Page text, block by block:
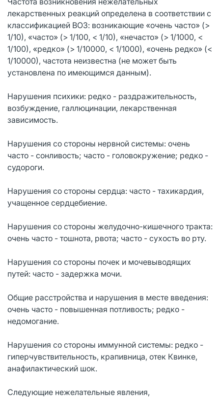
лекарственных реакций определена в соответствии с
классификацией ВОЗ: возникающие «очень часто» (>
1/10), «часто» (> 1/100, < 1/10), «нечасто» (> 1/1000, <
1/100), «редко» (> 1/10000, < 1/1000), «очень редко» (<
1/10000), частота неизвестна (не может быть
установлена по имеющимся данным).
Нарушения психики: редко - раздражительность,
возбуждение, галлюцинации, лекарственная
зависимость.
Нарушения со стороны нервной системы: очень
часто - сонливость; часто - головокружение; редко -
судороги.
Нарушения со стороны сердца: часто - тахикардия,
учащенное сердцебиение.
Нарушения со стороны желудочно-кишечного тракта:
очень часто - тошнота, рвота; часто - сухость во рту.
Нарушения со стороны почек и мочевыводящих
путей: часто - задержка мочи.
Общие расстройства и нарушения в месте введения:
очень часто - повышенная потливость; редко -
недомогание.
Нарушения со стороны иммунной системы: редко -
гиперчувствительность, крапивница, отек Квинке,
анафилактический шок.
Следующие нежелательные явления,